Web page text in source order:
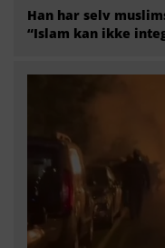
Han har selv
“Islam kan ikke